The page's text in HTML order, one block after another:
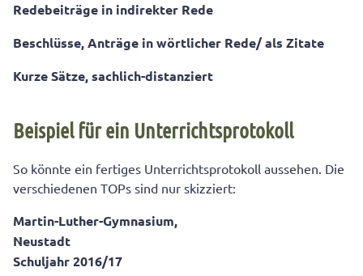
Redebeiträge in indirekter Rede
Beschlüsse, Anträge in wörtlicher Rede/ als Zitate
Kurze Sätze, sachlich-distanziert
Beispiel für ein Unterrichtsprotokoll
So könnte ein fertiges Unterrichtsprotokoll aussehen. Die
verschiedenen TOPs sind nur skizziert:
Martin-Luther-Gymnasium,
Neustadt
Schuljahr 2016/17